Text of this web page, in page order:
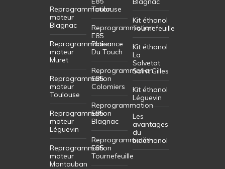
Reprogrammation
moteur
Blagnac
Reprogrammation
moteur
Muret
Reprogrammation
moteur
Toulouse
Reprogrammation
moteur
Léguevin
Reprogrammation
moteur
Montauban
Toulouse
Reprogrammation
E85
Plaisance
Du Touch
Reprogrammation
E85
Colomiers
Reprogrammation
E85
Blagnac
Reprogrammation
E85
Tournefeuille
Kit éthanol
Tournefeuille
Kit éthanol
La
Salvetat
Saint Gilles
Kit éthanol
Léguevin
Les
avantages
du
bioéthanol